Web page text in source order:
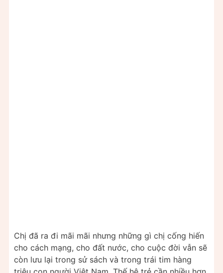
Chị đã ra đi mãi mãi nhưng những gì chị cống hiến
cho cách mạng, cho đất nước, cho cuộc đời vẫn sẽ
còn lưu lại trong sử sách và trong trái tim hàng